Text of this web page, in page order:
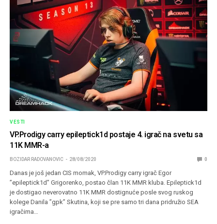
VESTI
VP.Prodigy carry epileptick1d postaje 4. igrač na svetu sa
11K MMR-a
BOZIDAR RADOVANOVIC 28/08/2020 0
Danas je još jedan CIS momak, VP.Prodigy carry igrač Egor
”epileptick1d” Grigorenko, postao član 11K MMR kluba. Epileptick1d
je dostigao neverovatno 11K MMR dostignuće posle svog ruskog
kolege Danila ”gpk” Skutina, koji se pre samo tri dana pridružio SEA
igračima…